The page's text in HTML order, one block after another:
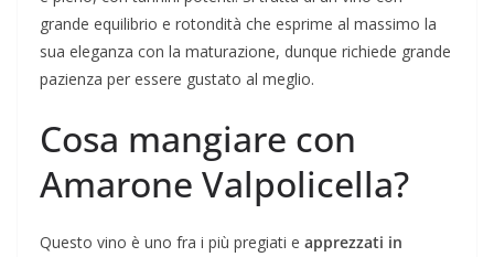
grande equilibrio e rotondità che esprime al massimo la
sua eleganza con la maturazione, dunque richiede grande
pazienza per essere gustato al meglio.
Cosa mangiare con
Amarone Valpolicella?
Questo vino è uno fra i più pregiati e apprezzati in